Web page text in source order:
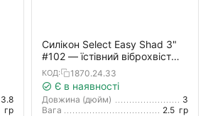
3.8
гр
Силікон Select Easy Shad 3"
#102 — їстівний віброхвіст
для судака, щуки та великого
окуня (5 шт/упак)
КОД: 1870.24.33
Є в наявності
Довжина (дюйм)
3
Вага
2.5 гр